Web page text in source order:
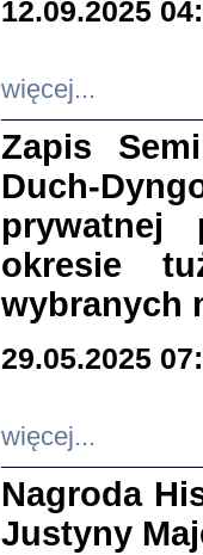
12.09.2025
więcej...
Zapis
Duch-
prywatnej
okresie
wybranych
29.05.2025
więcej...
Nagroda
Justyny